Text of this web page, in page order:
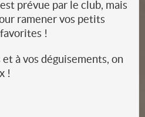
prévue par le club, mais
ramener vos petits
!
à vos déguisements, on
!